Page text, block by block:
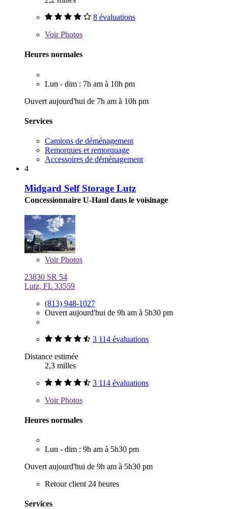
8 évaluations
VoirPhotos
Heures normales
Lun - dim : 7h am à 10h pm
Ouvert aujourd'hui de 7h am à 10h pm
Services
Camions de déménagement
Remorques et remorquage
Accessoires de déménagement
4
Midgard Self Storage Lutz
Concessionnaire U-Haul dans le voisinage
VoirPhotos
23830 SR 54
Lutz, FL 33559
(813) 948-1027
Ouvert aujourd'hui de 9h am à 5h30 pm
3 114 évaluations
Distance estimée
2,3 milles
3 114 évaluations
VoirPhotos
Heures normales
Lun - dim : 9h am à 5h30 pm
Ouvert aujourd'hui de 9h am à 5h30 pm
Retour client 24 heures
Services